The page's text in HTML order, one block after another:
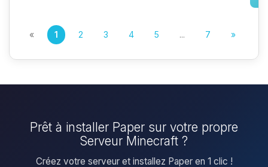
« 1 2 3 4 5 ... 7 »
Prêt à installer Paper sur votre propre
Serveur Minecraft ?
Créez votre serveur et installez Paper en 1 clic !